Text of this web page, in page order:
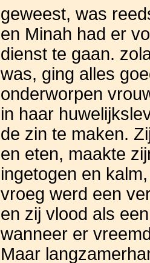
geweest, was
en Minah had er
dienst te gaan.
was, ging alles
onderworpen
in haar
de zin te maken.
en eten, maakte
ingetogen en
vroeg werd een
en zij vlood als
wanneer er
Maar